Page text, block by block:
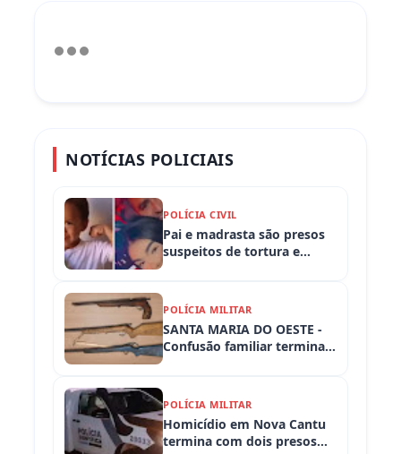
NOTÍCIAS POLICIAIS
POLÍCIA CIVIL
Pai e madrasta são presos
suspeitos de tortura e
POLÍCIA MILITAR
SANTA MARIA DO OESTE -
Confusão familiar termina
armas apreendidas
POLÍCIA MILITAR
Homicídio em Nova Cantu
termina com dois presos